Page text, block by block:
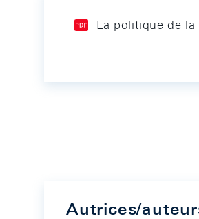
La politique de
Autrices/